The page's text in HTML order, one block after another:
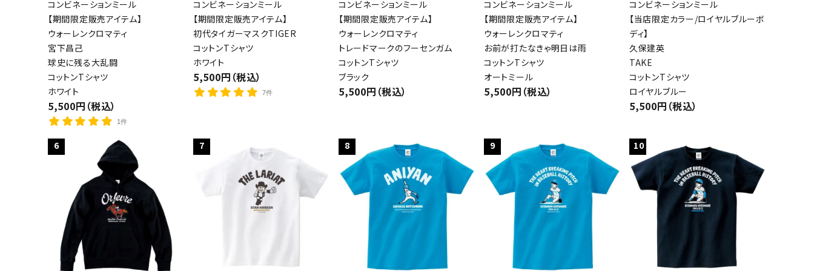
コンビネーションミール
【期間限定販売アイテム】
ウォーレンクロマティ
宮下昌己
球史に残る大乱闘
コットンTシャツ
ホワイト
5,500円（税込）
1件
コンビネーションミール
【期間限定販売アイテム】
初代タイガーマスクTIGER
コットンTシャツ
ホワイト
5,500円（税込）
7件
コンビネーションミール
【期間限定販売アイテム】
ウォーレンクロマティ
トレードマークのフーセンガム
コットンTシャツ
ブラック
5,500円（税込）
コンビネーションミール
【期間限定販売アイテム】
ウォーレンクロマティ
お前が打たなきゃ明日は雨
コットンTシャツ
オートミール
5,500円（税込）
コンビネーションミール
【当店限定カラー/ロイヤルブルーボ
ディ】
久保建英
TAKE
コットンTシャツ
ロイヤルブルー
5,500円（税込）
6 7 8 9 10